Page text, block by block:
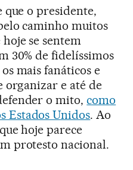
que o presidente,
caminho muitos
se sentem
30% de fidelíssimos
mais fanáticos e
organizar e até de
o mito,como
Estados Unidos. Ao
hoje parece
protesto nacional.